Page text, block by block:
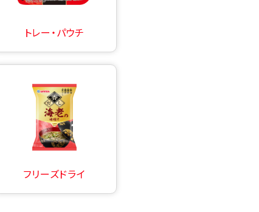
トレー・パウチ
フリーズドライ